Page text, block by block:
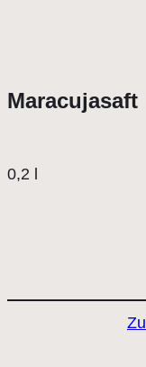
Maracujasaft
0,2 l